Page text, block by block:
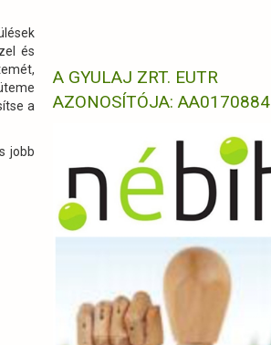
és
a
jobb
A GYULAJ ZRT. EUTR
AZONOSÍTÓJA: AA0170884